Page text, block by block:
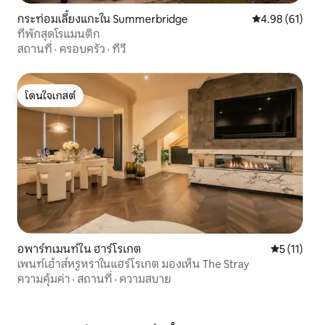
กระท่อมเลี้ยงแกะใน Summerbridge คะแนนเฉลี่ย
4.98 (61)
ที่พักสุดโรแมนติก
สถานที่ · ครอบครัว · ทีวี
โดนใจเกสต์
โดนใจเกสต์
อพาร์ทเมนท์ใน ฮาร์โรเกต คะแนนเฉ
5 (11)
เพนท์เฮ้าส์หรูหราในแฮร์โรเกต มองเห็น The Stray
ความคุ้มค่า · สถานที่ · ความสบาย